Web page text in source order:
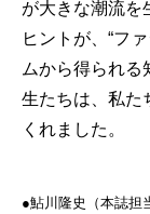
が大きな潮流を
ヒントが、“フ
ムから得られ
生たちは、私た
くれました。
●鮎川隆史（本誌担